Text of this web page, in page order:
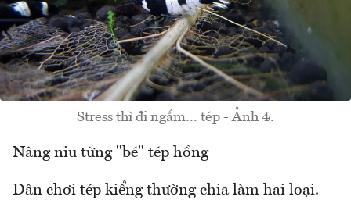
Stress thì đi ngắm… tép - Ảnh 4.
Nâng niu từng "bé" tép hồng
Dân chơi tép kiểng thường chia làm hai loại.